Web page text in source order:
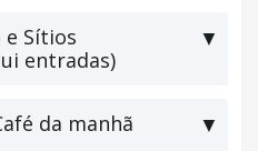
e Sítios
entradas)
▼
da manhã ▼